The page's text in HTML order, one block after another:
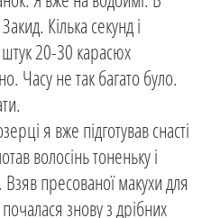
Кілька секунд і
20-30 карасюх
Часу не так багато було.
я вже підготував снасті
волосінь тоненьку і
пресованої макухи для
знову з дрібних